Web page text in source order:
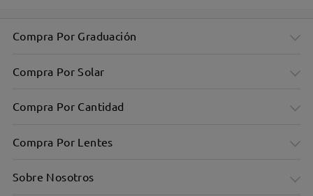
Montura pequeña, redonda y plana para un look retro y
Compra Por Graduación
Compra Por Solar
Compra Por Cantidad
Compra Por Lentes
Sobre Nosotros